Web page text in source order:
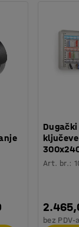
Art. br.:
bez PDV-